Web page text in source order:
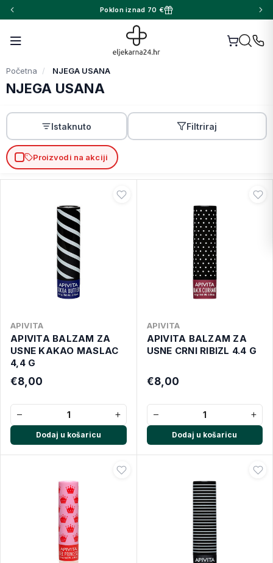
Poklon iznad 70 €
Početna NJEGA USANA
NJEGA USANA
Istaknuto Filtriraj
Proizvodi na akciji
APIVITA
APIVITA BALZAM ZA
USNE KAKAO MASLAC
4,4 G
€8,00
− +
Dodaj u košaricu
APIVITA
APIVITA BALZAM ZA
USNE CRNI RIBIZL 4.4 G
€8,00
− +
Dodaj u košaricu